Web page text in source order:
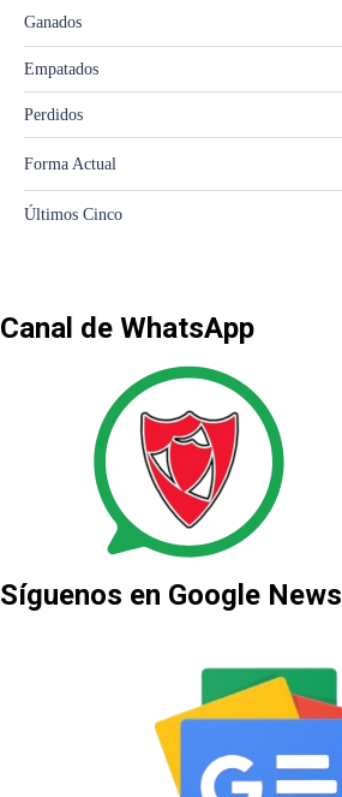
Canal de WhatsApp
Síguenos en Google News